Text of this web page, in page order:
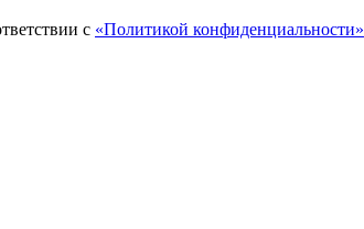
с «Политикой конфиденциальности»